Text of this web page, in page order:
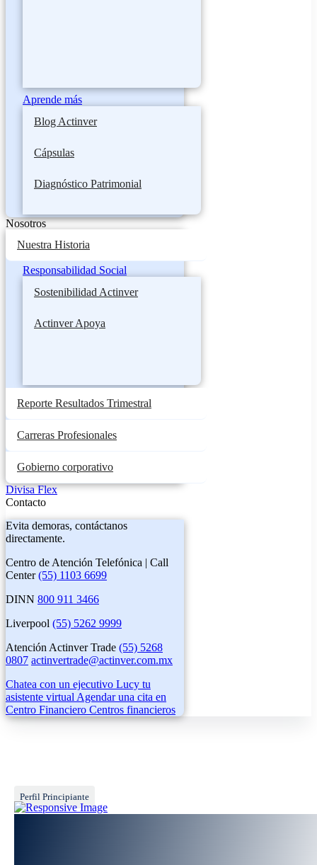
Aprende más
Blog Actinver
Cápsulas
Diagnóstico Patrimonial
Nosotros
Nuestra Historia
Responsabilidad Social
Sostenibilidad Actinver
Actinver Apoya
Reporte Resultados Trimestral
Carreras Profesionales
Gobierno corporativo
Divisa Flex
Contacto
Evita demoras, contáctanos
directamente.
Centro de Atención Telefónica | Call
Center(55) 1103 6699
DINN 800 911 3466
Liverpool (55) 5262 9999
Atención Actinver Trade (55) 5268
0807 actinvertrade@actinver.com.mx
Chatea con un ejecutivo Lucy tu
asistente virtual Agendar una cita en
Centro Financiero Centros financieros
Perfil Principiante